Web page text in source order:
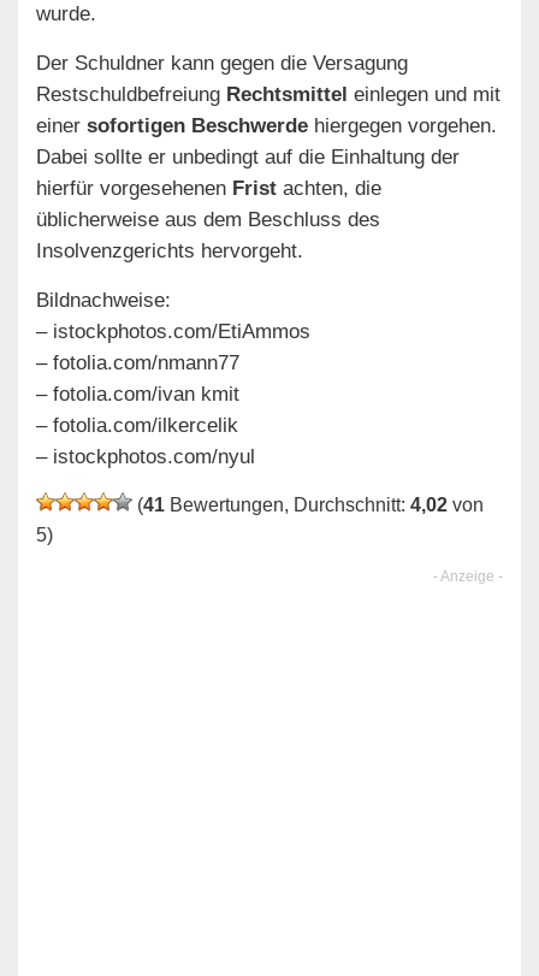
wurde.
Der Schuldner kann gegen die Versagung
Restschuldbefreiung Rechtsmittel einlegen und mit
einer sofortigen Beschwerde hiergegen vorgehen.
Dabei sollte er unbedingt auf die Einhaltung der
hierfür vorgesehenen Frist achten, die
üblicherweise aus dem Beschluss des
Insolvenzgerichts hervorgeht.
Bildnachweise:
– istockphotos.com/EtiAmmos
– fotolia.com/nmann77
– fotolia.com/ivan kmit
– fotolia.com/ilkercelik
– istockphotos.com/nyul
(41 Bewertungen, Durchschnitt: 4,02 von
5)